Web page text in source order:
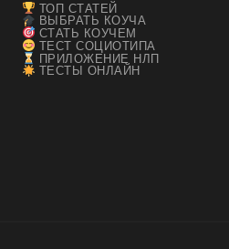
ТОП СТАТЕЙ
ВЫБРАТЬ КОУЧА
СТАТЬ КОУЧЕМ
ТЕСТ СОЦИОТИПА
ПРИЛОЖЕНИЕ НЛП
ТЕСТЫ ОНЛАЙН